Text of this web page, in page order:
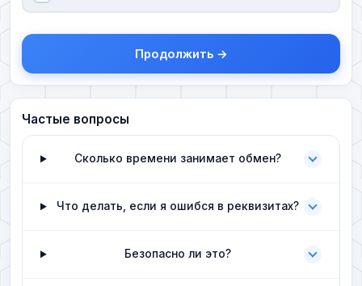
Продолжить →
Частые вопросы
Сколько времени занимает обмен?
Что делать, если я ошибся в реквизитах?
Безопасно ли это?